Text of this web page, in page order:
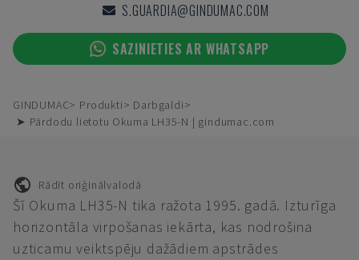
S.GUARDIA@GINDUMAC.COM
SAZINIETIES AR WHATSAPP
GINDUMAC Produkti
Darbgaldi
➤ Pārdodu lietotu Okuma LH35-N | gindumac.com
Rādīt oriģinālvalodā
Šī Okuma LH35-N tika ražota 1995. gadā. Izturīga
horizontāla virpošanas iekārta, kas nodrošina
uzticamu veiktspēju dažādiem apstrādes